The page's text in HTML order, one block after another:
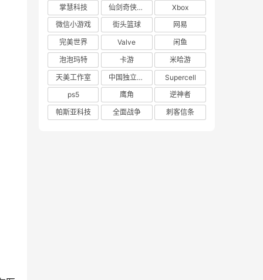
掌慧科技
仙剑奇侠传四
Xbox
微信小游戏
街头篮球
网易
完美世界
Valve
闲鱼
泡泡玛特
卡游
米哈游
天美工作室
中国独立游戏联盟
Supercell
ps5
鹰角
逆神者
帕斯亚科技
全面战争 刺客信条